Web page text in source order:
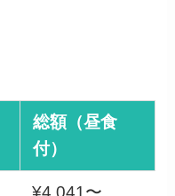
総額（昼食
付）
¥4,041〜